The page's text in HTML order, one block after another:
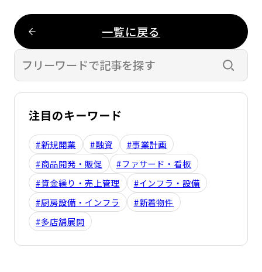
一覧に戻る
検索す
注目のキーワード
#新規開業 #融資
#事業計画
#商品開発・販促
#ファサード・看板
#資金繰り・売上管理
#インフラ・設備
#厨房設備・インフラ
#新着物件
#多店舗展開